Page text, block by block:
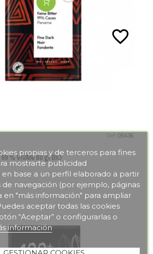
propias y de terceros para fines
mostrarte publicidad
en base a un perfil elaborado a partir
de navegación (por ejemplo, páginas
en "más información" para ampliar
aceptar todas las cookies
“Aceptar” o configurarlas o
información
Ref:05436
% VIVANI 80 gr BIO
favorite_border